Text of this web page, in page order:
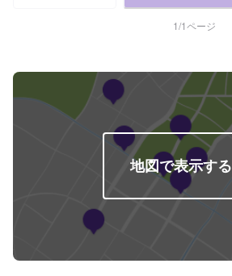
1/1ページ
地図で表示する